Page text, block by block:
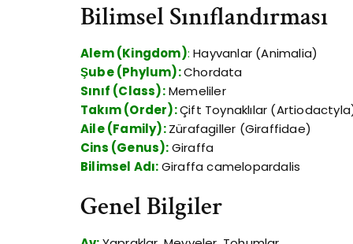
Bilimsel Sınıflandırması
Alem (Kingdom): Hayvanlar (Animalia)
Şube (Phylum):Chordata
Sınıf (Class):Memeliler
Takım (Order):Çift Toynaklılar
Aile (Family):Zürafagiller (Giraffidae)
Cins (Genus):Giraffa
Bilimsel Adı:Giraffa camelopardalis
Genel Bilgiler